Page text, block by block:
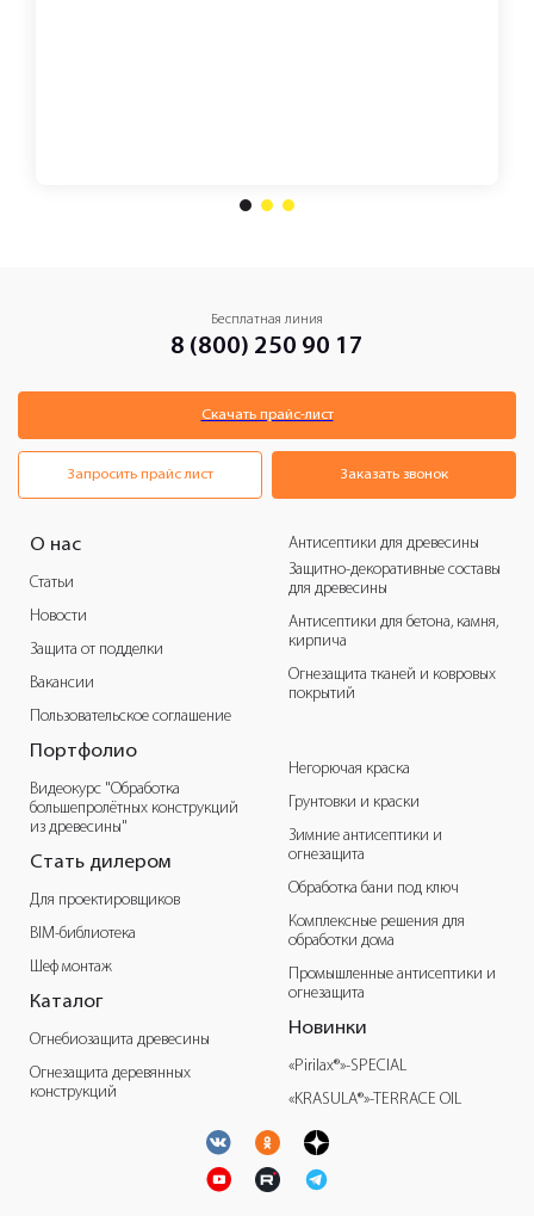
1 2 3
Бесплатная линия
8 (800) 250 90 17
Скачать прайс-лист
Запросить прайс лист
О нас
Статьи
Новости
Защита от подделки
Вакансии
Пользовательское соглашение
Портфолио
Видеокурс "Обработка
большепролётных конструкций
из древесины"
Стать дилером
Для проектировщиков
BIM-библиотека
Шеф монтаж
Каталог
Огнебиозащита древесины
Огнезащита деревянных
конструкций
Антисептики для древесины
Защитно-декоративные составы
для древесины
Антисептики для бетона, камня,
кирпича
Огнезащита тканей и ковровых
покрытий
Негорючая краска
Грунтовки и краски
Зимние антисептики и
огнезащита
Обработка бани под ключ
Комплексные решения для
обработки дома
Промышленные антисептики и
огнезащита
Новинки
«Pirilax®»-SPECIAL
«KRASULA®»-TERRACE OIL
Заказать звонок